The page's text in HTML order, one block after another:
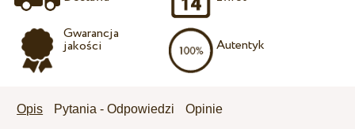
Gwarancja
jakości Autentyk
Opis Pytania - Odpowiedzi Opinie